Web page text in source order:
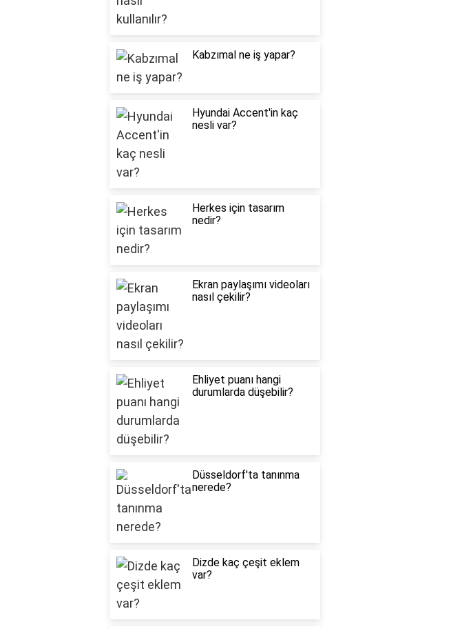
Kabzımal ne iş yapar?
Hyundai Accent'in kaç
nesli var?
Herkes için tasarım
nedir?
Ekran paylaşımı videoları
nasıl çekilir?
Ehliyet puanı hangi
durumlarda düşebilir?
Düsseldorf'ta tanınma
nerede?
Dizde kaç çeşit eklem
var?